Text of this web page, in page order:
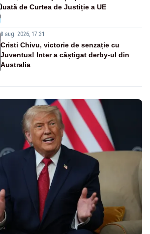
luată de Curtea de Justiție a UE
8 aug. 2026, 17:31
Cristi Chivu, victorie de senzație cu
Juventus! Inter a câștigat derby-ul din
Australia